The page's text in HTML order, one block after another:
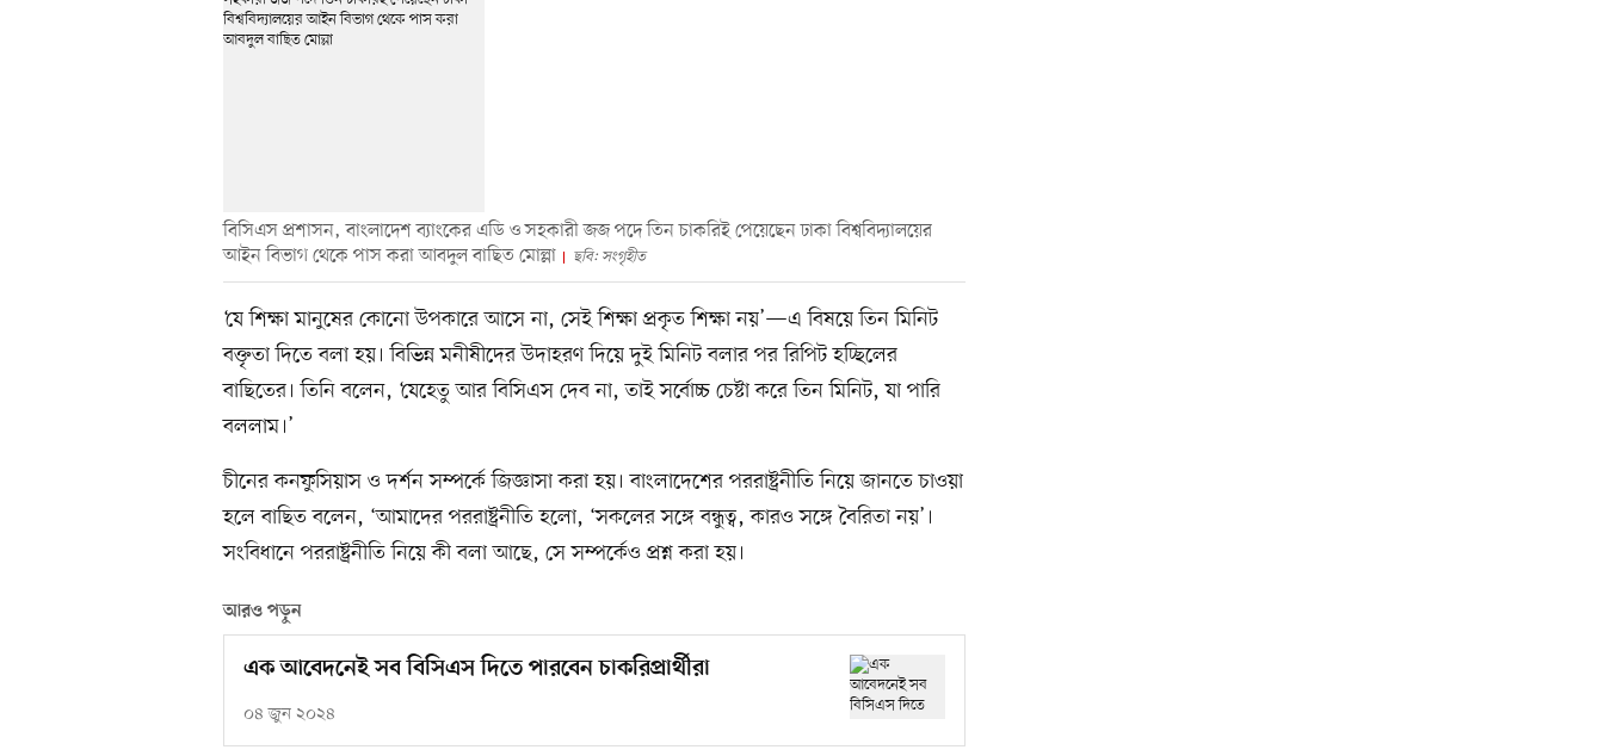
বিসিএস প্রশাসন, বাংলাদেশ ব্যাংকের এডি ও সহকারী জজ পদে তিন চাকরিই পেয়েছেন ঢাকা বিশ্ববিদ্যালয়ের
আইন বিভাগ থেকে পাস করা আবদুল বাছিত মোল্লা
ছবি: সংগৃহীত
‘যে শিক্ষা মানুষের কোনো উপকারে আসে না, সেই শিক্ষা প্রকৃত শিক্ষা নয়’—এ বিষয়ে তিন মিনিট
বক্তৃতা দিতে বলা হয়। বিভিন্ন মনীষীদের উদাহরণ দিয়ে দুই মিনিট বলার পর রিপিট হচ্ছিলের
বাছিতের। তিনি বলেন, ‘যেহেতু আর বিসিএস দেব না, তাই সর্বোচ্চ চেষ্টা করে তিন মিনিট, যা পারি
বললাম।’
চীনের কনফুসিয়াস ও দর্শন সম্পর্কে জিজ্ঞাসা করা হয়। বাংলাদেশের পররাষ্ট্রনীতি নিয়ে জানতে চাওয়া
হলে বাছিত বলেন, ‘আমাদের পররাষ্ট্রনীতি হলো, ‘সকলের সঙ্গে বন্ধুত্ব, কারও সঙ্গে বৈরিতা নয়’।
সংবিধানে পররাষ্ট্রনীতি নিয়ে কী বলা আছে, সে সম্পর্কেও প্রশ্ন করা হয়।
আরও পড়ুন
এক আবেদনেই সব বিসিএস দিতে পারবেন চাকরিপ্রার্থীরা
০৪ জুন ২০২৪